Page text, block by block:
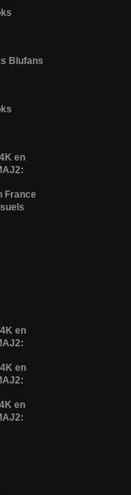
Blufans
en
France
en
en
en